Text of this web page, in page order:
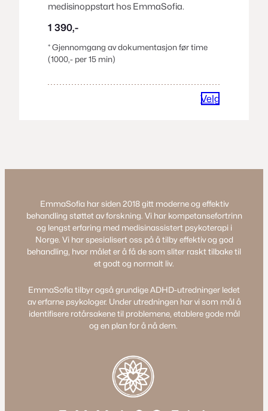
medisinoppstart hos EmmaSofia.
1 390,-
* Gjennomgang av dokumentasjon før time
(1000,- per 15 min)
Velg
EmmaSofia har siden 2018 gitt moderne og effektiv
behandling støttet av forskning. Vi har kompetansefortrinn
og lengst erfaring med medisinassistert psykoterapi i
Norge. Vi har spesialisert oss på å tilby effektiv og god
behandling, hvor målet er å få de som sliter raskt tilbake til
et godt og normalt liv.
EmmaSofia tilbyr også grundige ADHD-utredninger ledet
av erfarne psykologer. Under utredningen har vi som mål å
identifisere rotårsakene til problemene, etablere gode mål
og en plan for å nå dem.